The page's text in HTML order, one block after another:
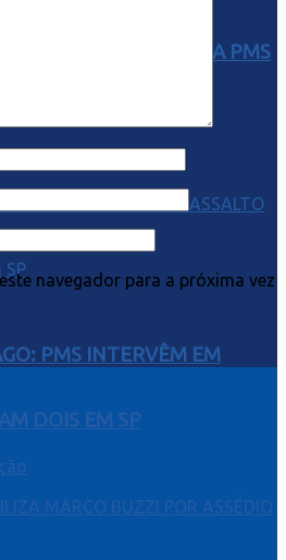
REVOLTA: JÚRI LIVRA PMS
PMS INTERVÊM EM
DOIS EM SP
navegador para a próxima vez